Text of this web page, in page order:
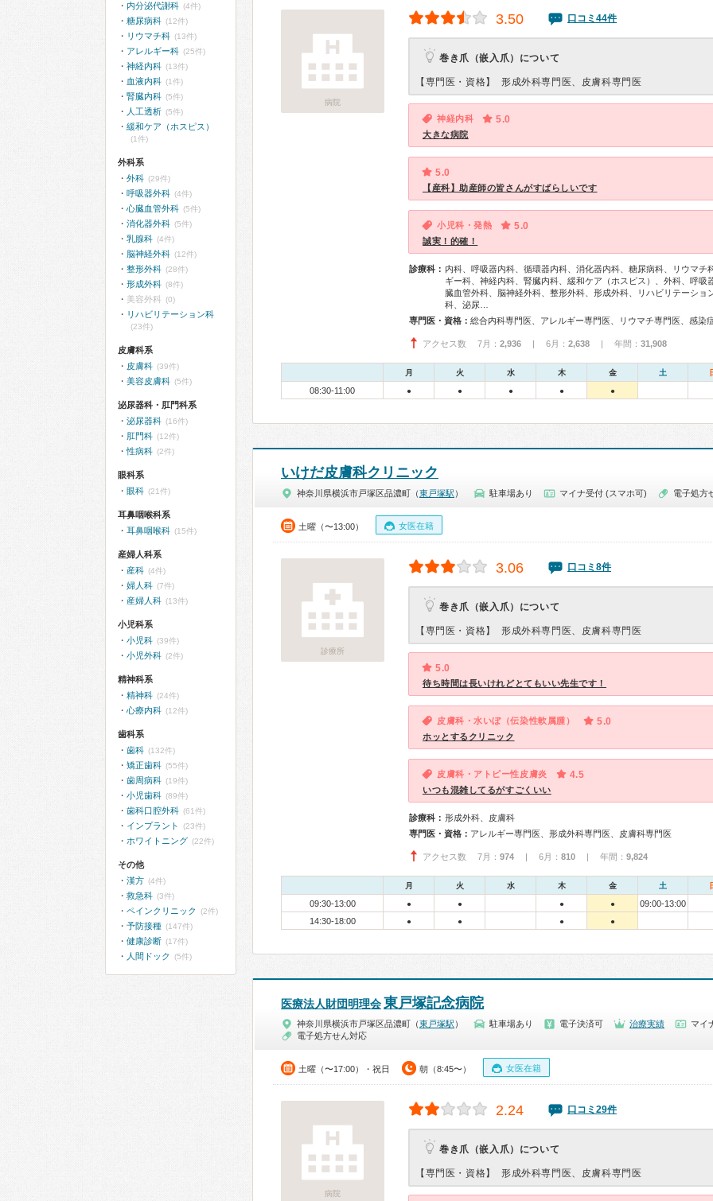
病院
3.50 口コミ44件
巻き爪（嵌入爪）について
【専門医・資格】 形成外科専門医、皮膚科専門医
神経内科 5.0
大きな病院
5.0
【産科】助産師の皆さんがすばらしいです
小児科・発熱 5.0
誠実！的確！
診療科： 内科、呼吸器内科、循環器内科、消化器内科、糖尿病科、リウマチ
ギー科、神経内科、腎臓内科、緩和ケア（ホスピス）、外科、呼吸
臓血管外科、脳神経外科、整形外科、形成外科、リハビリテーショ
科、泌尿…
専門医・資格：
アクセス数 7月： 2,936 | 6月： 2,638 | 年間： 31,908
月 火 水 木 金 土
08:30-11:00 ● ● ● ● ●
いけだ皮膚科クリニック
神奈川県横浜市戸塚区品濃町（東戸塚駅 ） 駐車場あり マイナ受付 (スマホ可) 電子処方
土曜（〜13:00） 女医在籍
診療所
3.06 口コミ8件
巻き爪（嵌入爪）について
【専門医・資格】 形成外科専門医、皮膚科専門医
5.0
待ち時間は長いけれどとてもいい先生です！
皮膚科・水いぼ（伝染性軟属腫） 5.0
ホッとするクリニック
皮膚科・アトピー性皮膚炎 4.5
いつも混雑してるがすごくいい
診療科： 形成外科、皮膚科
専門医・資格： アレルギー専門医、形成外科専門医、皮膚科専門医
アクセス数 7月： 974 | 6月： 810 | 年間： 9,824
月 火 水 木 金 土
09:30-13:00 ● ● ● ●
09:00-13:00
14:30-18:00
● ● ● ●
医療法人財団明理会東戸塚記念病院
神奈川県横浜市戸塚区品濃町（東戸塚駅 ） 駐車場あり 電子決済可 治療実績
マイ
電子処方せん対応
土曜（〜17:00）・祝日 朝（8:45〜） 女医在籍
病院
2.24 口コミ29件
巻き爪（嵌入爪）について
【専門医・資格】 形成外科専門医、皮膚科専門医
内分泌代謝科 (4件)
糖尿病科 (12件)
リウマチ科 (13件)
アレルギー科 (25件)
神経内科 (13件)
血液内科 (1件)
腎臓内科 (5件)
人工透析 (5件)
緩和ケア（ホスピス）
(1件)
外科系
外科 (29件)
呼吸器外科 (4件)
心臓血管外科 (5件)
消化器外科 (5件)
乳腺科 (4件)
脳神経外科 (12件)
整形外科 (28件)
形成外科 (8件)
美容外科 (0)
リハビリテーション科
(23件)
皮膚科系
皮膚科 (39件)
美容皮膚科 (5件)
泌尿器科・肛門科系
泌尿器科 (16件)
肛門科 (12件)
性病科 (2件)
眼科系
眼科 (21件)
耳鼻咽喉科系
耳鼻咽喉科 (15件)
産婦人科系
産科 (4件)
婦人科 (7件)
産婦人科 (13件)
小児科系
小児科 (39件)
小児外科 (2件)
精神科系
精神科 (24件)
心療内科 (12件)
歯科系
歯科 (132件)
矯正歯科 (55件)
歯周病科 (19件)
小児歯科 (89件)
歯科口腔外科 (61件)
インプラント (23件)
ホワイトニング (22件)
その他
漢方 (4件)
救急科 (3件)
ペインクリニック (2件)
予防接種 (147件)
健康診断 (17件)
人間ドック (5件)